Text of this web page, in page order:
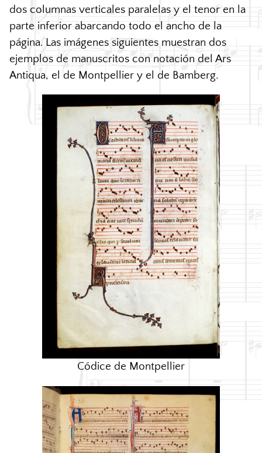
dos columnas verticales paralelas y el tenor en la
parte inferior abarcando todo el ancho de la
página. Las imágenes siguientes muestran dos
ejemplos de manuscritos con notación del Ars
Antiqua, el de Montpellier y el de Bamberg.
Códice de Montpellier